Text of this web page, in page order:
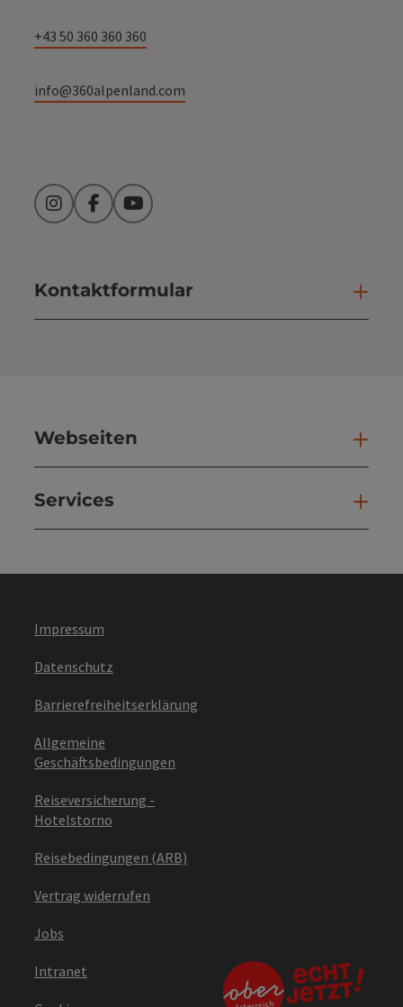
+43 50 360 360 360
info@360alpenland.com
InstagramFacebookYouTube
Kontaktformular
Webseiten
Services
Impressum
Datenschutz
Barrierefreiheitserklärung
Allgemeine
Geschäftsbedingungen
Reiseversicherung -
Hotelstorno
Reisebedingungen (ARB)
Vertrag widerrufen
Jobs
Intranet